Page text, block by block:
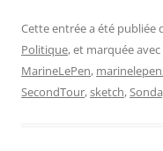
Cette entrée a été publiée
Politique, et marquée avec
MarineLePen,
SecondTour,sketch,